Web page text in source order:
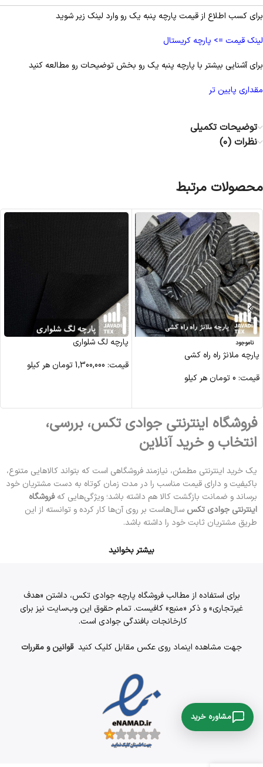
برای کسب اطلاع از قیمت پارچه پنبه یک رو وارد لینک زیر شوید
لینک قیمت => پارچه كريستال
برای آشنایی بیشتر با پارچه پنبه یک رو بخش توضیحات رو مطالعه کنید
مقداری پایین تر
توضیحات تکمیلی
نظرات (0)
محصولات مرتبط
ناموجود
پارچه ملانژ راه راه کشی
قیمت: 0تومان هر کیلو
پارچه لگ شلواری
قیمت: 1,300,000تومان هر کیلو
فروشگاه اینترنتی جوادی تکس، بررسی،
انتخاب و خرید آنلاین
یک خرید اینترنتی مطمئن، نیازمند فروشگاهی است که بتواند کالاهایی متنوع،
باکیفیت و دارای قیمت مناسب را در مدت زمان کوتاه به دست مشتریان خود
برساند و ضمانت بازگشت کالا هم داشته باشد؛ ویژگی‌هایی کهفروشگاه
اینترنتی جوادی تکس سال‌هاست بر روی آن‌ها کار کرده و توانسته از این
طریق مشتریان ثابت خود را داشته باشد.
بیشتر بخوانید
برای استفاده از مطالب فروشگاه پارچه جوادی تکس، داشتن «هدف
غیرتجاری» و ذکر «منبع» کافیست. تمام حقوق اين وب‌سايت نیز برای
کارخانجات بافندگی جوادی است.
جهت مشاهده اینماد روی عکس مقابل کلیک کنیدقوانین و مقررات
مشاوره خرید